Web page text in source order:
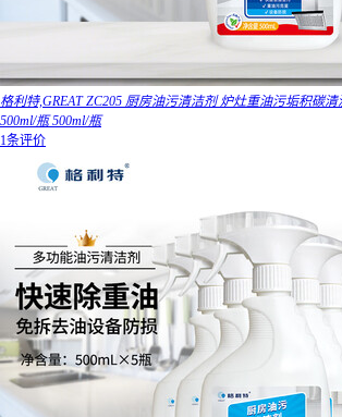
格利特,GREAT ZC205 厨房油污清洁剂 炉灶重油污垢积碳
500ml/瓶 500ml/瓶
1条评价